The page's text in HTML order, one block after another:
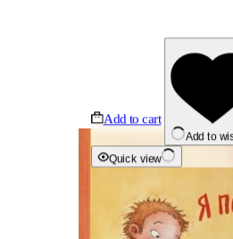
Add to cart
Add to
Quick view